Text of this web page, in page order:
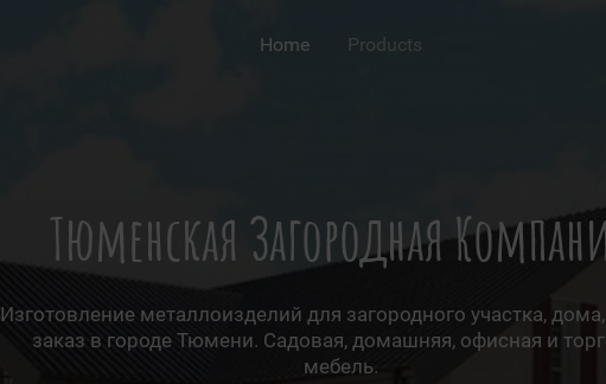
Home Products
Тюменская Загородная
Изготовление металлоизделий для загородного участка,
заказ в городе Тюмени. Садовая, домашняя, офисная и
мебель.